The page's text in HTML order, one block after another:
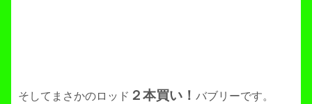
そしてまさかのロッド ２本買い！ バブリーです。